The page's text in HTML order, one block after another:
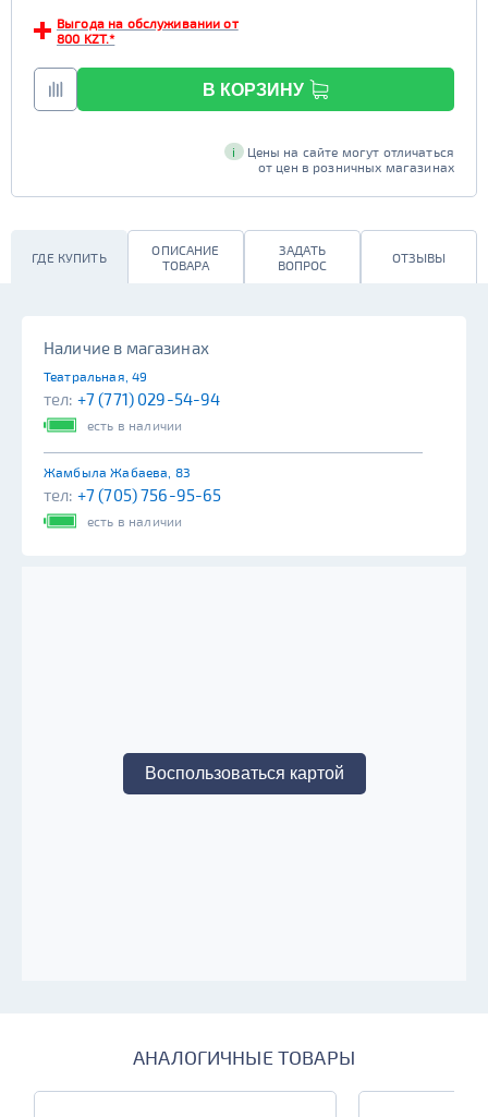
Выгода на обслуживании от
800 KZT.*
В КОРЗИНУ
i
Цены на сайте могут отличаться
от цен в розничных магазинах
ГДЕ КУПИТЬ
ОПИСАНИЕ
ТОВАРА
ЗАДАТЬ
ВОПРОС
ОТЗЫВЫ
Наличие в магазинах
Театральная, 49
тел: +7 (771) 029-54-94
есть в наличии
Жамбыла Жабаева, 83
тел: +7 (705) 756-95-65
есть в наличии
Воспользоваться картой
АНАЛОГИЧНЫЕ ТОВАРЫ